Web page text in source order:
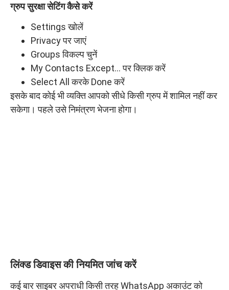
ग्रुप सुरक्षा सेटिंग कैसे करें
Settings खोलें
Privacy पर जाएं
Groups विकल्प चुनें
My Contacts Except… पर क्लिक करें
Select All करके Done करें
इसके बाद कोई भी व्यक्ति आपको सीधे किसी ग्रुप में शामिल नहीं कर
सकेगा। पहले उसे निमंत्रण भेजना होगा।
लिंक्ड डिवाइस की नियमित जांच करें
कई बार साइबर अपराधी किसी तरह WhatsApp अकाउंट को